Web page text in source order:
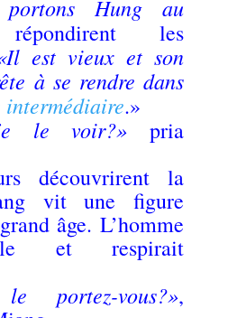
portons Hung au
les
est vieux et son
à se rendre dans
intermédiaire.»
je le voir?» pria
découvrirent la
vit une figure
âge. L’homme
et respirait
portez-vous?»,